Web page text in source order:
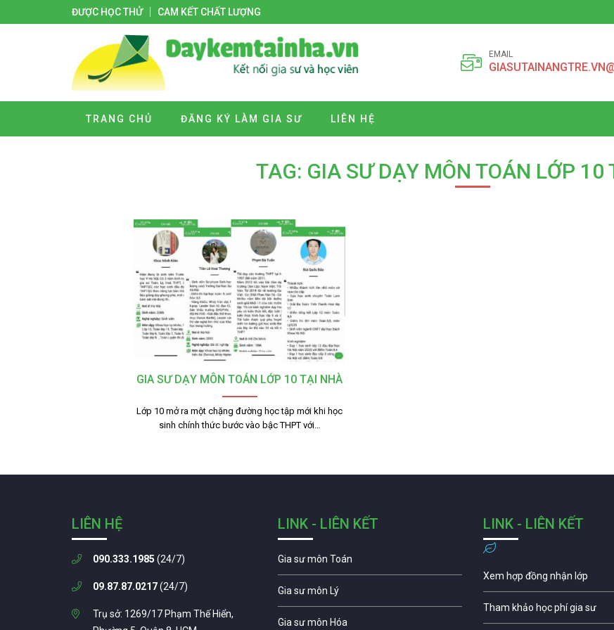
ĐƯỢC HỌC THỬ CAM KẾT CHẤT LƯỢNG
EMAIL
TRANG CHỦ ĐĂNG KÝ LÀM GIA SƯ LIÊN HỆ
TAG: GIA SƯ DẠY MÔN TOÁN LỚP 10
GIA SƯ DẠY MÔN TOÁN LỚP 10 TẠI NHÀ
Lớp 10 mở ra một chặng đường học tập mới khi học
sinh chính thức bước vào bậc THPT với…
LIÊN HỆ
090.333.1985 (24/7)
09.87.87.0217(24/7)
Trụ sở: 1269/17 Phạm Thế Hiển,
LINK - LIÊN KẾT
Gia sư môn Toán
Gia sư môn Lý
Gia sư môn Hóa
LINK - LIÊN KẾT
Xem hợp đồng nhận lớp
Tham khảo học phí gia sư